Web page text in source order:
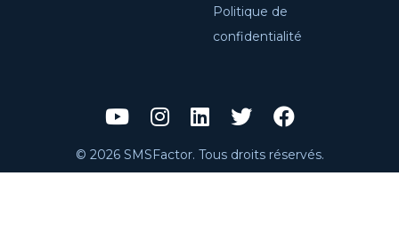
Politique de
confidentialité
© 2026 SMSFactor. Tous droits réservés.